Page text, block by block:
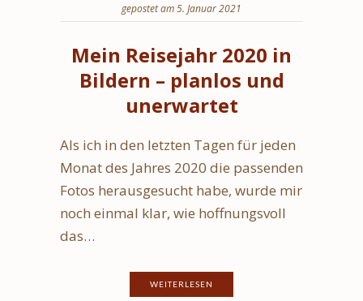
gepostet am 5. Januar 2021
Mein Reisejahr 2020 in
Bildern – planlos und
unerwartet
Als ich in den letzten Tagen für jeden
Monat des Jahres 2020 die passenden
Fotos herausgesucht habe, wurde mir
noch einmal klar, wie hoffnungsvoll
das…
WEITERLESEN